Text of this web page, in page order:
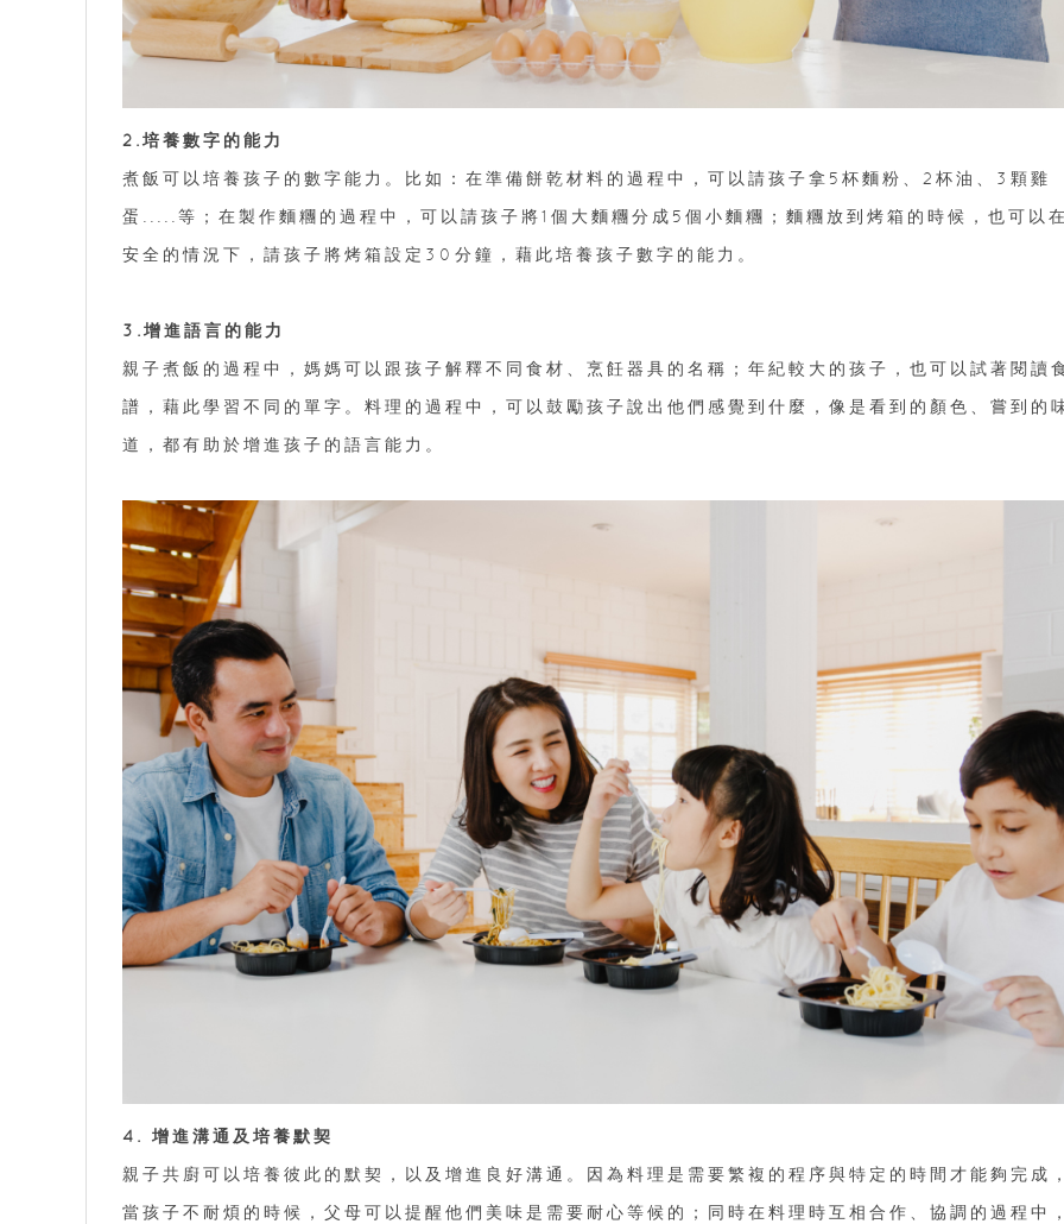
2.培養數字的能力
煮飯可以培養孩子的數字能力。比如：在準備餅乾材料的過程中，可以請孩子拿5杯麵粉、2杯油、3顆雞
蛋.....等；在製作麵糰的過程中，可以請孩子將1個大麵糰分成5個小麵糰；麵糰放到烤箱的時候，也可以
安全的情況下，請孩子將烤箱設定30分鐘，藉此培養孩子數字的能力。
3.增進語言的能力
親子煮飯的過程中，媽媽可以跟孩子解釋不同食材、烹飪器具的名稱；年紀較大的孩子，也可以試著閱讀
譜，藉此學習不同的單字。料理的過程中，可以鼓勵孩子說出他們感覺到什麼，像是看到的顏色、嘗到的
道，都有助於增進孩子的語言能力。
4. 增進溝通及培養默契
親子共廚可以培養彼此的默契，以及增進良好溝通。因為料理是需要繁複的程序與特定的時間才能夠完成
當孩子不耐煩的時候，父母可以提醒他們美味是需要耐心等候的；同時在料理時互相合作、協調的過程中